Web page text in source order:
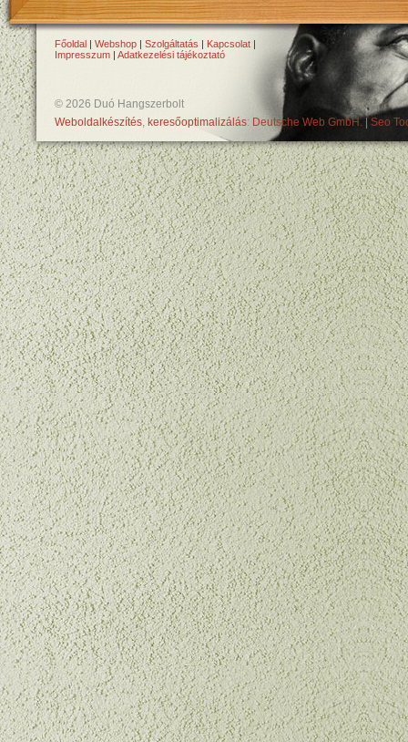
Főoldal | Webshop | Szolgáltatás | Kapcsolat |
Impresszum | Adatkezelési tájékoztató
© 2026 Duó Hangszerbolt
Weboldalkészítés, keresőoptimalizálás: Deutsche Web GmbH. Seo